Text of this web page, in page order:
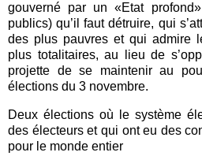
gouverné par un «Etat
publics) qu’il faut détruire, qui
des plus pauvres et qui admire
plus totalitaires, au lieu de
projette de se maintenir au
élections du 3 novembre.
Deux élections où le système
des électeurs et qui ont eu des
pour le monde entier